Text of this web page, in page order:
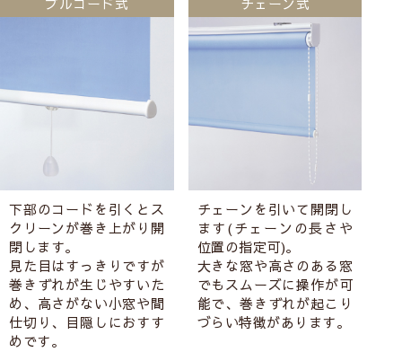
下部のコードを引くとス
クリーンが巻き上がり開
閉します。
見た目はすっきりですが
巻きずれが生じやすいた
め、高さがない小窓や間
仕切り、目隠しにおすす
めです。
チェーンを引いて開閉し
ます(チェーンの長さや
位置の指定可)。
大きな窓や高さのある窓
でもスムーズに操作が可
能で、巻きずれが起こり
づらい特徴があります。